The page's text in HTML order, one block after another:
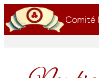
Saltar
al
contenido
Comité